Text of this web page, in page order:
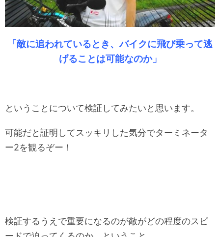
「敵に追われているとき、バイクに飛び乗って逃
げることは可能なのか」
ということについて検証してみたいと思います。
可能だと証明してスッキリした気分でターミネータ
ー2を観るぞー！
検証するうえで重要になるのが敵がどの程度のスピ